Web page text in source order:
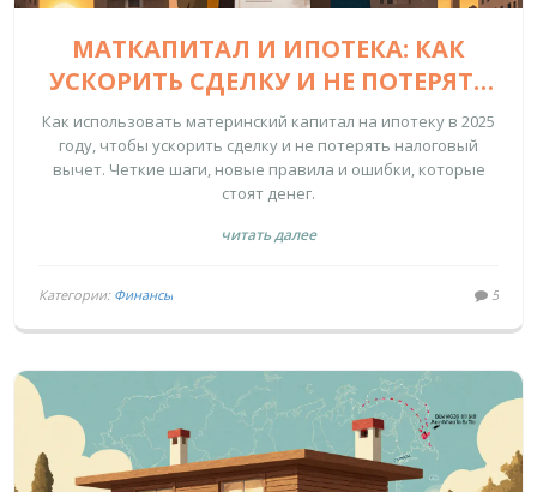
МАТКАПИТАЛ И ИПОТЕКА: КАК
УСКОРИТЬ СДЕЛКУ И НЕ ПОТЕРЯТЬ
НАЛОГОВЫЙ ВЫЧЕТ В 2025 ГОДУ
Как использовать материнский капитал на ипотеку в 2025
году, чтобы ускорить сделку и не потерять налоговый
вычет. Четкие шаги, новые правила и ошибки, которые
стоят денег.
читать далее
Категории: Финансы 5